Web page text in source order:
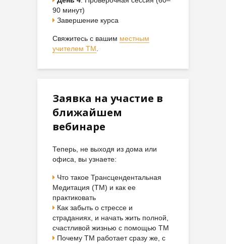
90 минут)
Завершение курса
Свяжитесь с вашим местным
учителем ТМ
Заявка на участие в
ближайшем
вебинаре
Теперь, не выходя из дома или
офиса, вы узнаете:
Что такое Трансцендентальная
Медитация (ТМ) и как ее
практиковать
Как забыть о стрессе и
страданиях, и начать жить полной,
счастливой жизнью с помощью ТМ
Почему ТМ работает сразу же, с